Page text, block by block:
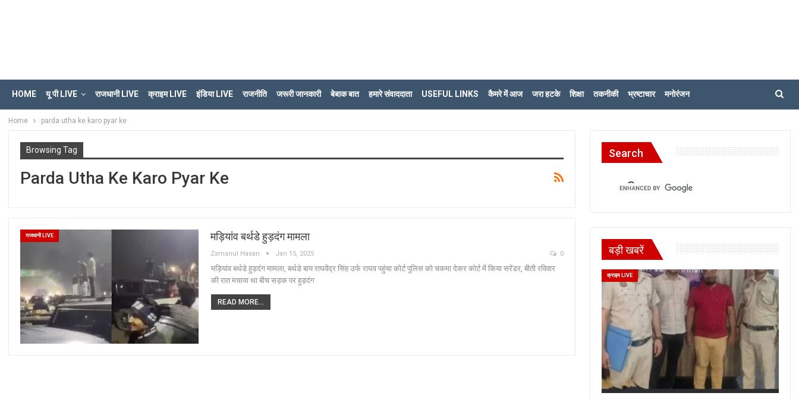
HOME यू पी LIVE राजधानी LIVE क्राइम LIVE इंडिया LIVE राजनीति जरूरी जानकारी बेबाक बात हमारे संवाददाता USEFUL LINKS कैमरे में आज जरा हटके शिक्षा तकनीकी भ्रष्टाचार मनोरंजन
Home parda utha ke karo pyar ke
Browsing Tag
Parda Utha Ke Karo Pyar Ke
राजधानी LIVE मड़ियांव बर्थडे हुड़दंग मामला
Zamanul Hasan Jan 15, 2025 0
मड़ियांव बर्थडे हुड़दंग मामला, बर्थडे बाय राघवेंद्र सिंह उर्फ राघव पहुंचा कोर्ट पुलिस को चकमा देकर कोर्ट में किया सरेंडर, बीती रविवार
की रात मचाया था बीच सड़क पर हुड़दंग
READ MORE...
Search
बड़ी खबरें
क्राइम LIVE